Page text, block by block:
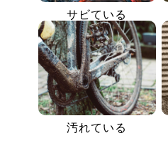
サビている
汚れている